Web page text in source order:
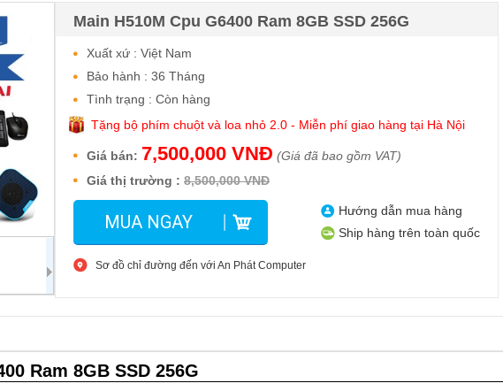
Main H510M Cpu G6400 Ram 8GB SSD 256G
Xuất xứ : Việt Nam
Bảo hành : 36 Tháng
Tình trạng : Còn hàng
Tặng bộ phím chuột và loa nhỏ 2.0 - Miễn phí giao hàng tại Hà Nội
Giá bán: 7,500,000 VNĐ (Giá đã bao gồm VAT)
Giá thị trường : 8,500,000 VNĐ
Hướng dẫn mua hàng
Ship hàng trên toàn quốc
MUA NGAY
Sơ đồ chỉ đường đến với An Phát Computer
Ram 8GB SSD 256G